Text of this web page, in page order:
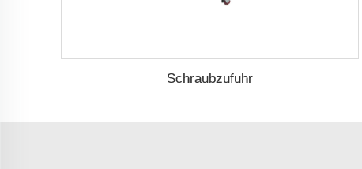
Schraubzufuhr